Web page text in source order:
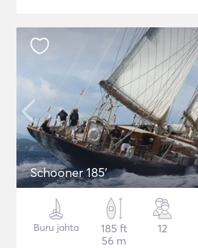
Schooner 185'
Buru jahta
185 ft
56 m
12